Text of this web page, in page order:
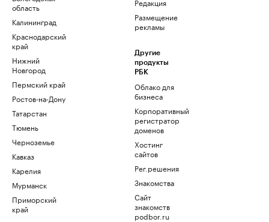
область
Калининград
Краснодарский
край
Нижний
Новгород
Пермский край
Ростов-на-Дону
Татарстан
Тюмень
Черноземье
Кавказ
Карелия
Мурманск
Приморский
край
Размещение
рекламы
Другие
продукты
РБК
Облако для
бизнеса
Корпоративный
регистратор
доменов
Хостинг
сайтов
Рег.решения
Знакомства
Сайт
знакомств
podbor.ru